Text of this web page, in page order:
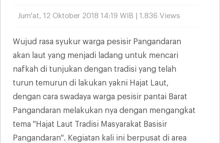
Jum'at, 12 Oktober 2018 14:19 WIB | 1.836 Views
Wujud rasa syukur warga pesisir Pangandaran
akan laut yang menjadi ladang untuk mencari
nafkah di tunjukan dengan tradisi yang telah
turun temurun di lakukan yakni Hajat Laut,
dengan cara swadaya warga pesisir pantai Barat
Pangandaran melakukan nya dengan mengangkat
tema "Hajat Laut Tradisi Masyarakat Basisir
Pangandaran". Kegiatan kali ini berpusat di area